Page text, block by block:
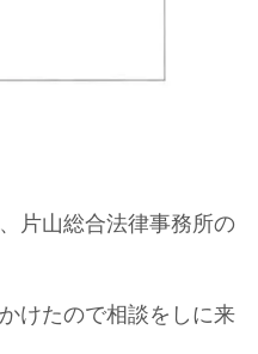
片山総合法律事務所の
けたので相談をしに来